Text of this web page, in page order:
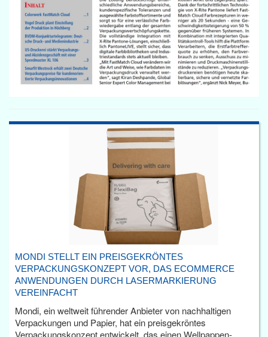
MONDI STELLT EIN PREISGEKRÖNTES
VERPACKUNGSKONZEPT VOR, DAS ECOMMERCE
ANWENDUNGEN DURCH LASERMARKIERUNG
VEREINFACHT
Mondi, ein weltweit führender Anbieter von nachhaltigen
Verpackungen und Papier, hat ein preisgekröntes
Verpackungskonzept entwickelt, das einen Wellpappen-